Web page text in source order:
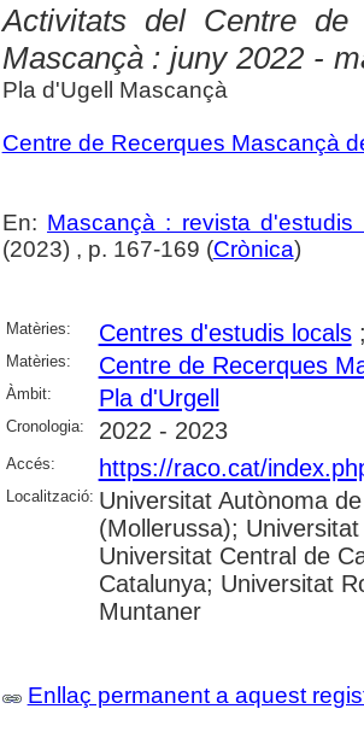
Activitats del Centre
Mascançà : juny 2022 -
Pla d'Ugell Mascançà
Centre de Recerques Mascançà
En: Mascançà : revista
(2023) , p. 167-169 (Crònica)
Matèries: Centres d'estudis locals
Matèries: Centre de Recerques
Àmbit: Pla d'Urgell
Cronologia: 2022 - 2023
Accés: https://raco.cat/
Localització: Universitat Autònoma
(Mollerussa);
Universitat Central de
Catalunya; Universitat
Muntaner
Enllaç permanent a aquest